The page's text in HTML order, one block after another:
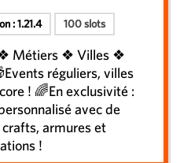
:1.21.4 100 slots
Métiers ❖ Villes ❖
réguliers, villes
! 🌈En exclusivité :
avec de
armures et
!